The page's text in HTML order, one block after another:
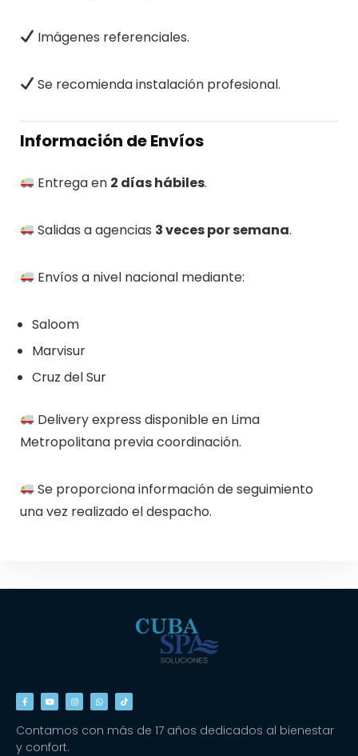
Imágenes referenciales.
Se recomienda instalación profesional.
Información de Envíos
Entrega en 2 días hábiles.
Salidas a agencias 3 veces por semana.
Envíos a nivel nacional mediante:
Saloom
Marvisur
Cruz del Sur
Delivery express disponible en Lima
Metropolitana previa coordinación.
Se proporciona información de seguimiento
una vez realizado el despacho.
Contamos con más de 17 años dedicados al bienestar
y confort.